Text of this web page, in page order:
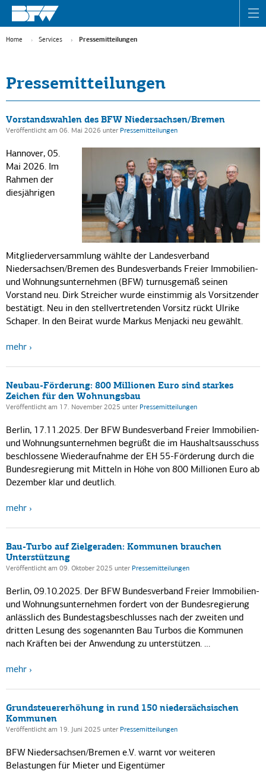
Home Services Pressemitteilungen
Pressemitteilungen
Vorstandswahlen des BFW Niedersachsen/Bremen
Veröffentlicht am 06. Mai 2026 unter Pressemitteilungen
Hannover, 05.
Mai 2026. Im
Rahmen der
diesjährigen
Mitgliederversammlung wählte der Landesverband
Niedersachsen/Bremen des Bundesverbands Freier Immobilien-
und Wohnungsunternehmen (BFW) turnusgemäß seinen
Vorstand neu. Dirk Streicher wurde einstimmig als Vorsitzender
bestätigt. Neu in den stellvertretenden Vorsitz rückt Ulrike
Schaper. In den Beirat wurde Markus Menjacki neu gewählt.
mehr
Neubau-Förderung: 800 Millionen Euro sind starkes
Zeichen für den Wohnungsbau
Veröffentlicht am 17. November 2025 unter Pressemitteilungen
Berlin, 17.11.2025. Der BFW Bundesverband Freier Immobilien-
und Wohnungsunternehmen begrüßt die im Haushaltsausschuss
beschlossene Wiederaufnahme der EH 55-Förderung durch die
Bundesregierung mit Mitteln in Höhe von 800 Millionen Euro ab
Dezember klar und deutlich.
mehr
Bau-Turbo auf Zielgeraden: Kommunen brauchen
Unterstützung
Veröffentlicht am 09. Oktober 2025 unter Pressemitteilungen
Berlin, 09.10.2025. Der BFW Bundesverband Freier Immobilien-
und Wohnungsunternehmen fordert von der Bundesregierung
anlässlich des Bundestagsbeschlusses nach der zweiten und
dritten Lesung des sogenannten Bau Turbos die Kommunen
nach Kräften bei der Anwendung zu unterstützen. …
mehr
Grundsteuererhöhung in rund 150 niedersächsischen
Kommunen
Veröffentlicht am 19. Juni 2025 unter Pressemitteilungen
BFW Niedersachsen/Bremen e.V. warnt vor weiteren
Belastungen für Mieter und Eigentümer